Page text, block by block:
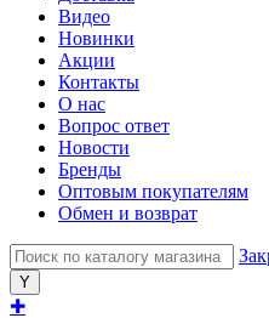
Видео
Новинки
Акции
Контакты
О нас
Вопрос ответ
Новости
Бренды
Оптовым покупателям
Обмен и возврат
✚